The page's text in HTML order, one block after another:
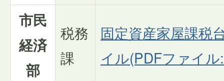
市民
経済
部
税務
課
固定資産家屋課税
イル(PDFファイ